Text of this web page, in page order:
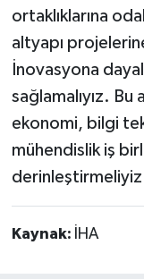
ortaklıklarına
altyapı
İnovasyona
sağlamalıyız. Bu
ekonomi, bilgi
mühendislik iş
Kaynak: İHA